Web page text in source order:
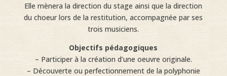
Elle mènera la direction du stage ainsi que la direction
du choeur lors de la restitution, accompagnée par ses
trois musiciens.
Objectifs pédagogiques
– Participer à la création d’une oeuvre originale.
– Découverte ou perfectionnement de la polyphonie